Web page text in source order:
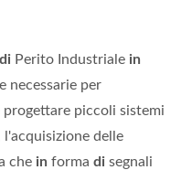
Perito Industriale in
necessarie per
progettare piccoli sistemi
l'acquisizione delle
che in forma di segnali